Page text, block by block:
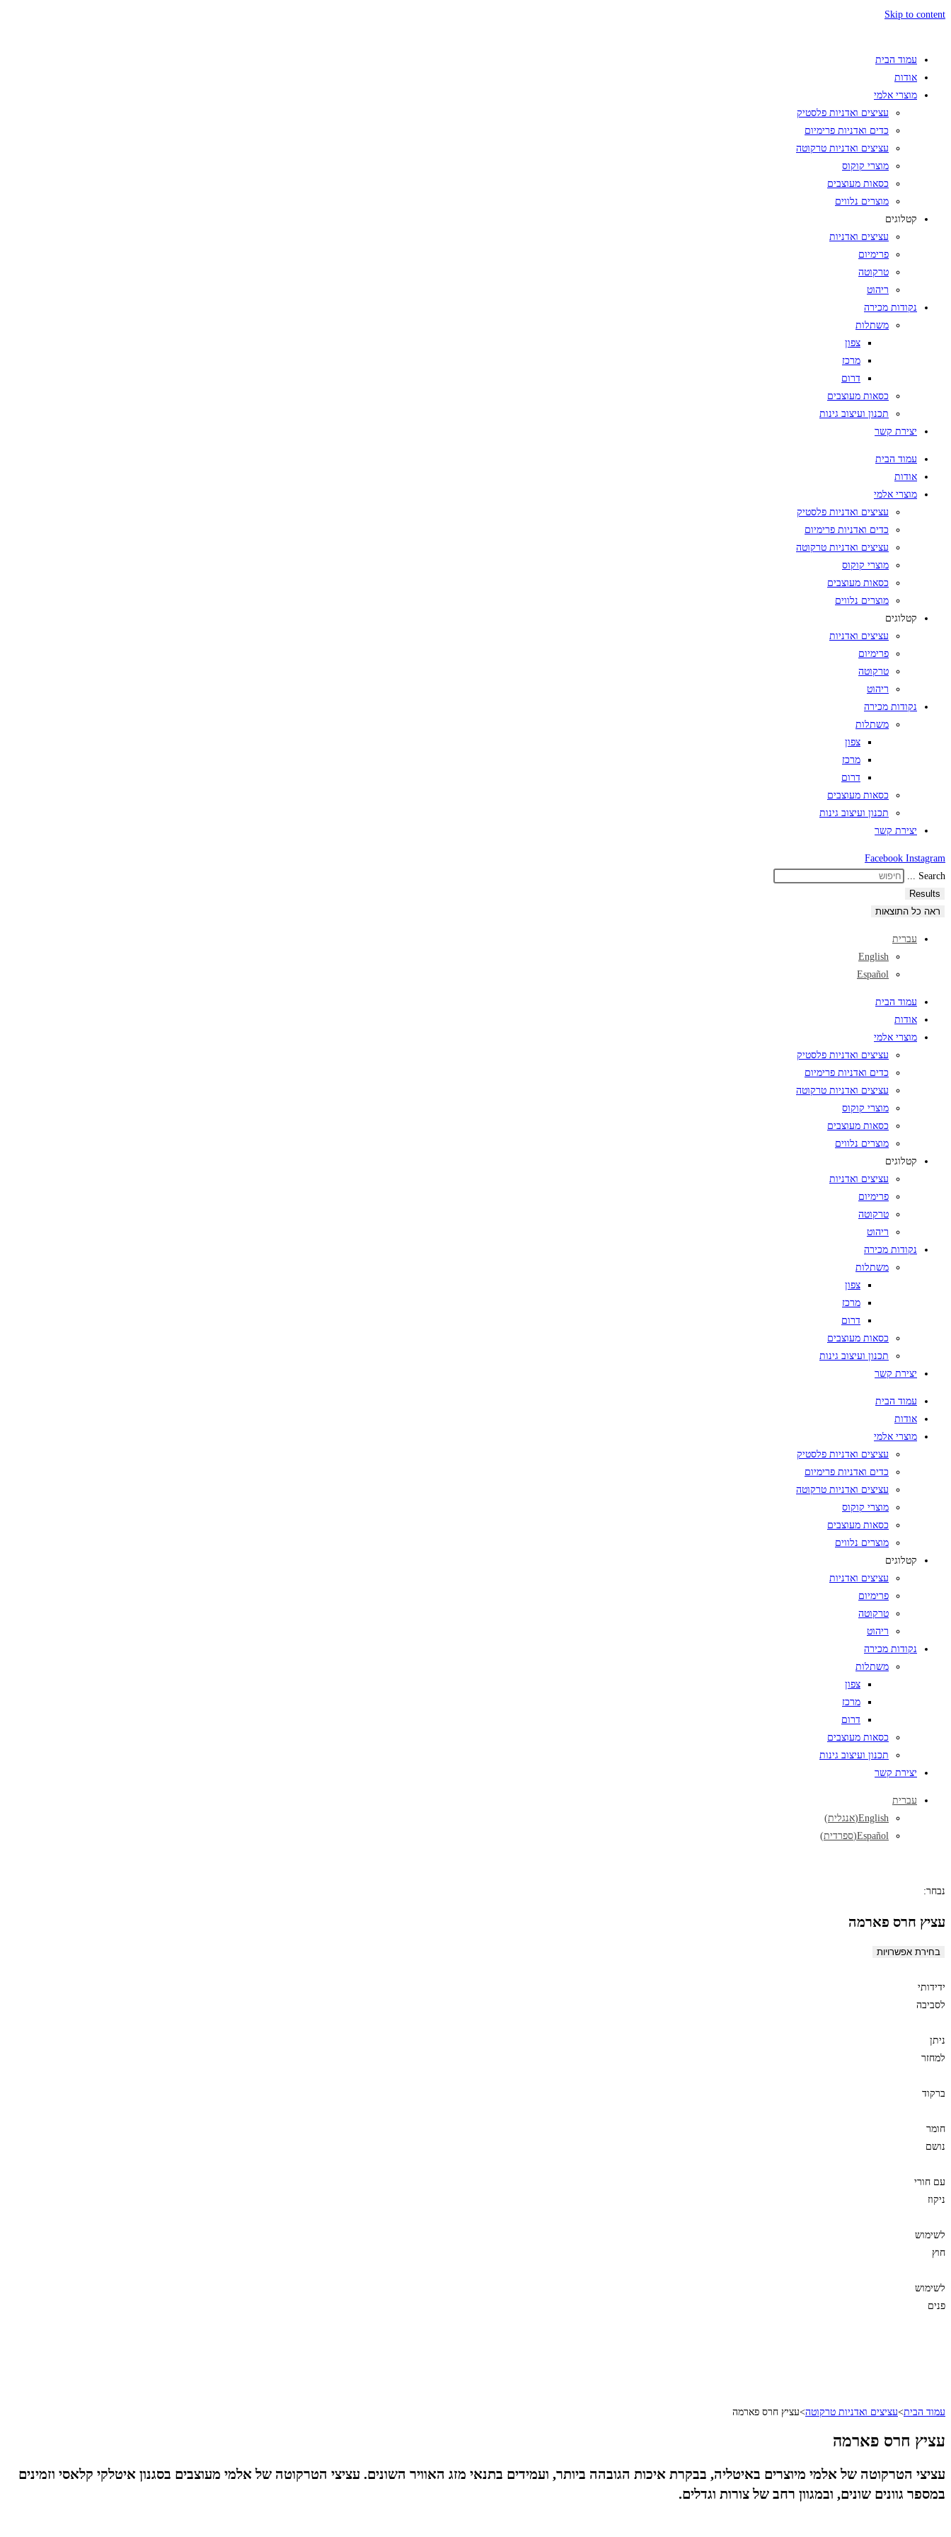
Skip to content
עמוד הבית
אודות
מוצרי אלמי
עציצים ואדניות פלסטיק
כדים ואדניות פרימיום
עציצים ואדניות טרקוטה
מוצרי קוקוס
כסאות מעוצבים
מוצרים נלווים
קטלוגים
עציצים ואדניות
פרימיום
טרקוטה
ריהוט
נקודות מכירה
משתלות
צפון
מרכז
דרום
כסאות מעוצבים
תכנון ועיצוב גינות
יצירת קשר
עמוד הבית
אודות
מוצרי אלמי
עציצים ואדניות פלסטיק
כדים ואדניות פרימיום
עציצים ואדניות טרקוטה
מוצרי קוקוס
כסאות מעוצבים
מוצרים נלווים
קטלוגים
עציצים ואדניות
פרימיום
טרקוטה
ריהוט
נקודות מכירה
משתלות
צפון
מרכז
דרום
כסאות מעוצבים
תכנון ועיצוב גינות
יצירת קשר
Facebook Instagram
Search ...
Results
ראה כל התוצאות
עברית
English
Español
עמוד הבית
אודות
מוצרי אלמי
עציצים ואדניות פלסטיק
כדים ואדניות פרימיום
עציצים ואדניות טרקוטה
מוצרי קוקוס
כסאות מעוצבים
מוצרים נלווים
קטלוגים
עציצים ואדניות
פרימיום
טרקוטה
ריהוט
נקודות מכירה
משתלות
צפון
מרכז
דרום
כסאות מעוצבים
תכנון ועיצוב גינות
יצירת קשר
עמוד הבית
אודות
מוצרי אלמי
עציצים ואדניות פלסטיק
כדים ואדניות פרימיום
עציצים ואדניות טרקוטה
מוצרי קוקוס
כסאות מעוצבים
מוצרים נלווים
קטלוגים
עציצים ואדניות
פרימיום
טרקוטה
ריהוט
נקודות מכירה
משתלות
צפון
מרכז
דרום
כסאות מעוצבים
תכנון ועיצוב גינות
יצירת קשר
עברית
English
(אנגלית)
Español
(ספרדית)
נבחר:
עציץ חרס פארמה
בחירת אפשרויות
ידידותי
לסביבה
ניתן
למחזר
ברקוד
חומר
נושם
עם חורי
ניקוז
לשימוש
חוץ
לשימוש
פנים
עמוד הבית>עציצים ואדניות טרקוטה>עציץ חרס פארמה
עציץ חרס פארמה
עציצי הטרקוטה של אלמי מיוצרים באיטליה, בבקרת איכות הגובהה ביותר, ועמידים בתנאי מזג האוויר השונים. עציצי הטרקוטה של אלמי מעוצבים בסגנון איטלקי קלאסי וזמינים
במספר גוונים שונים, ובמגוון רחב של צורות וגדלים.